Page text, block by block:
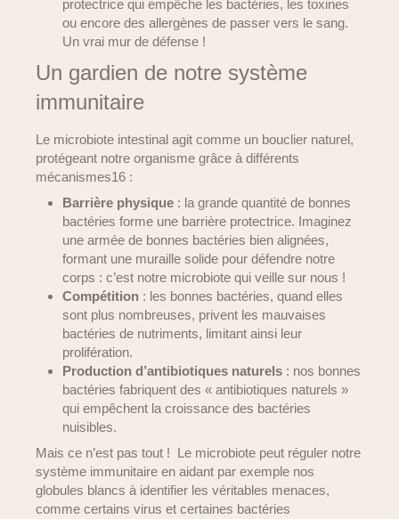
protectrice qui empêche les bactéries, les toxines
ou encore des allergènes de passer vers le sang.
Un vrai mur de défense !
Un gardien de notre système
immunitaire
Le microbiote intestinal agit comme un bouclier naturel,
protégeant notre organisme grâce à différents
mécanismes16 :
Barrière physique : la grande quantité de bonnes
bactéries forme une barrière protectrice. Imaginez
une armée de bonnes bactéries bien alignées,
formant une muraille solide pour défendre notre
corps : c’est notre microbiote qui veille sur nous !
Compétition : les bonnes bactéries, quand elles
sont plus nombreuses, privent les mauvaises
bactéries de nutriments, limitant ainsi leur
prolifération.
Production d’antibiotiques naturels : nos bonnes
bactéries fabriquent des « antibiotiques naturels »
qui empêchent la croissance des bactéries
nuisibles.
Mais ce n’est pas tout ! Le microbiote peut réguler notre
système immunitaire en aidant par exemple nos
globules blancs à identifier les véritables menaces,
comme certains virus et certaines bactéries